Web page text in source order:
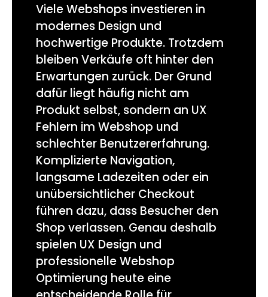
Viele Webshops investieren in
modernes Design und
hochwertige Produkte. Trotzdem
bleiben Verkäufe oft hinter den
Erwartungen zurück. Der Grund
dafür liegt häufig nicht am
Produkt selbst, sondern an UX
Fehlern im Webshop und
schlechter Benutzererfahrung.
Komplizierte Navigation,
langsame Ladezeiten oder ein
unübersichtlicher Checkout
führen dazu, dass Besucher den
Shop verlassen. Genau deshalb
spielen UX Design und
professionelle Webshop
Optimierung heute eine